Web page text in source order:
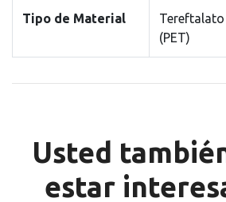
Tipo de Material
(PET)
Usted
estar